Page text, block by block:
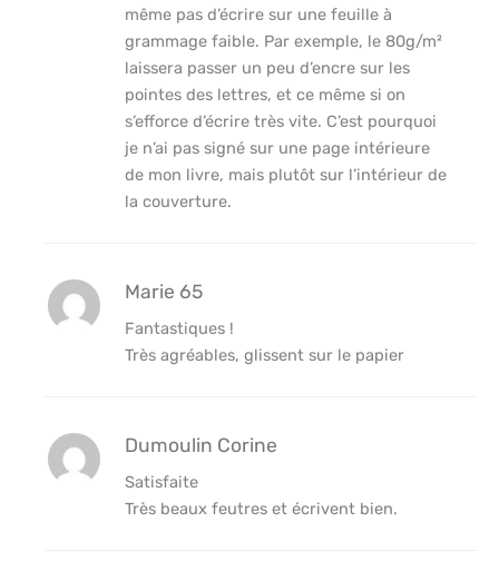
même pas d’écrire sur une feuille à
grammage faible. Par exemple, le 80g/m²
laissera passer un peu d’encre sur les
pointes des lettres, et ce même si on
s’efforce d’écrire très vite. C’est pourquoi
je n’ai pas signé sur une page intérieure
de mon livre, mais plutôt sur l’intérieur de
la couverture.
Marie 65
Fantastiques !
Très agréables, glissent sur le papier
Dumoulin Corine
Satisfaite
Très beaux feutres et écrivent bien.